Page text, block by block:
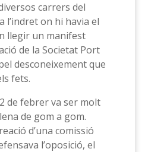
carrers del
l’indret on hi havia el
llegir un manifest
de la Societat Port
desconeixement que
fets.
de febrer va ser molt
de gom a gom.
d’una comissió
l’oposició, el